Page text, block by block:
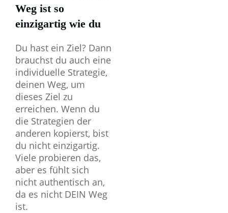
Weg ist so
einzigartig wie du
Du hast ein Ziel? Dann
brauchst du auch eine
individuelle Strategie,
deinen Weg, um
dieses Ziel zu
erreichen. Wenn du
die Strategien der
anderen kopierst, bist
du nicht einzigartig.
Viele probieren das,
aber es fühlt sich
nicht authentisch an,
da es nicht DEIN Weg
ist.